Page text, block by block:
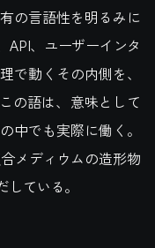
の言語性を明るみに
API、ユーザーインタ
動くその内側を、
の語は、意味として
中でも実際に働く。
メディウムの造形物
ている。